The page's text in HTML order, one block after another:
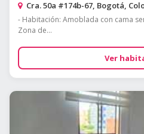
Cra. 50a #174b-67, Bogotá,
- Habitación: Amoblada con cama
Zona de...
Ver